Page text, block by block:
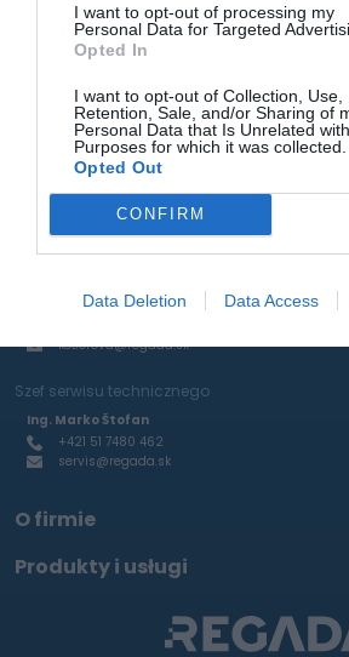
I want to opt-out of processing my
Personal Data for Targeted
Opted In
I want to opt-out of Collection, Use,
Retention, Sale, and/or Sharing of
Personal Data that Is Unrelated
Purposes for which it was collected.
Opted Out
CONFIRM
Data Deletion Data Access
Ing. Marko Štofan
+421 51 7480 462
Sprzedaż zaworów elektromagnetycznych,
pneumatycznych i RTP
Ing. Ján Mihelič
mihelic@regada.sk
Produkcja odlewów aluminiowych oraz
Kamila Kecerová
kecerova@regada.sk
Szef serwisu technicznego
Ing. Marko Štofan
+421 51 7480 462
servis@regada.sk
O firmie
Produkty i usługi